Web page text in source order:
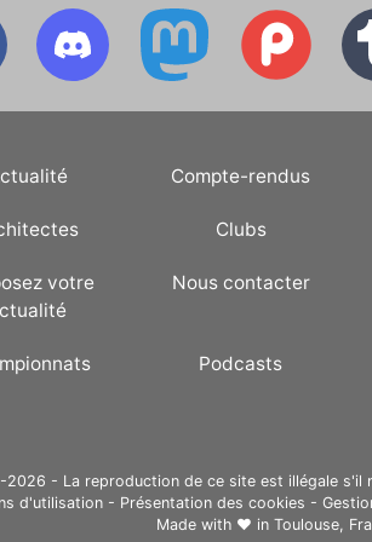
Compte-rendus
Clubs
votre
Nous contacter
Podcasts
- La reproduction de ce site est illégale s'il
d'utilisation - Présentation des cookies -
Made with ❤ in Toulouse,